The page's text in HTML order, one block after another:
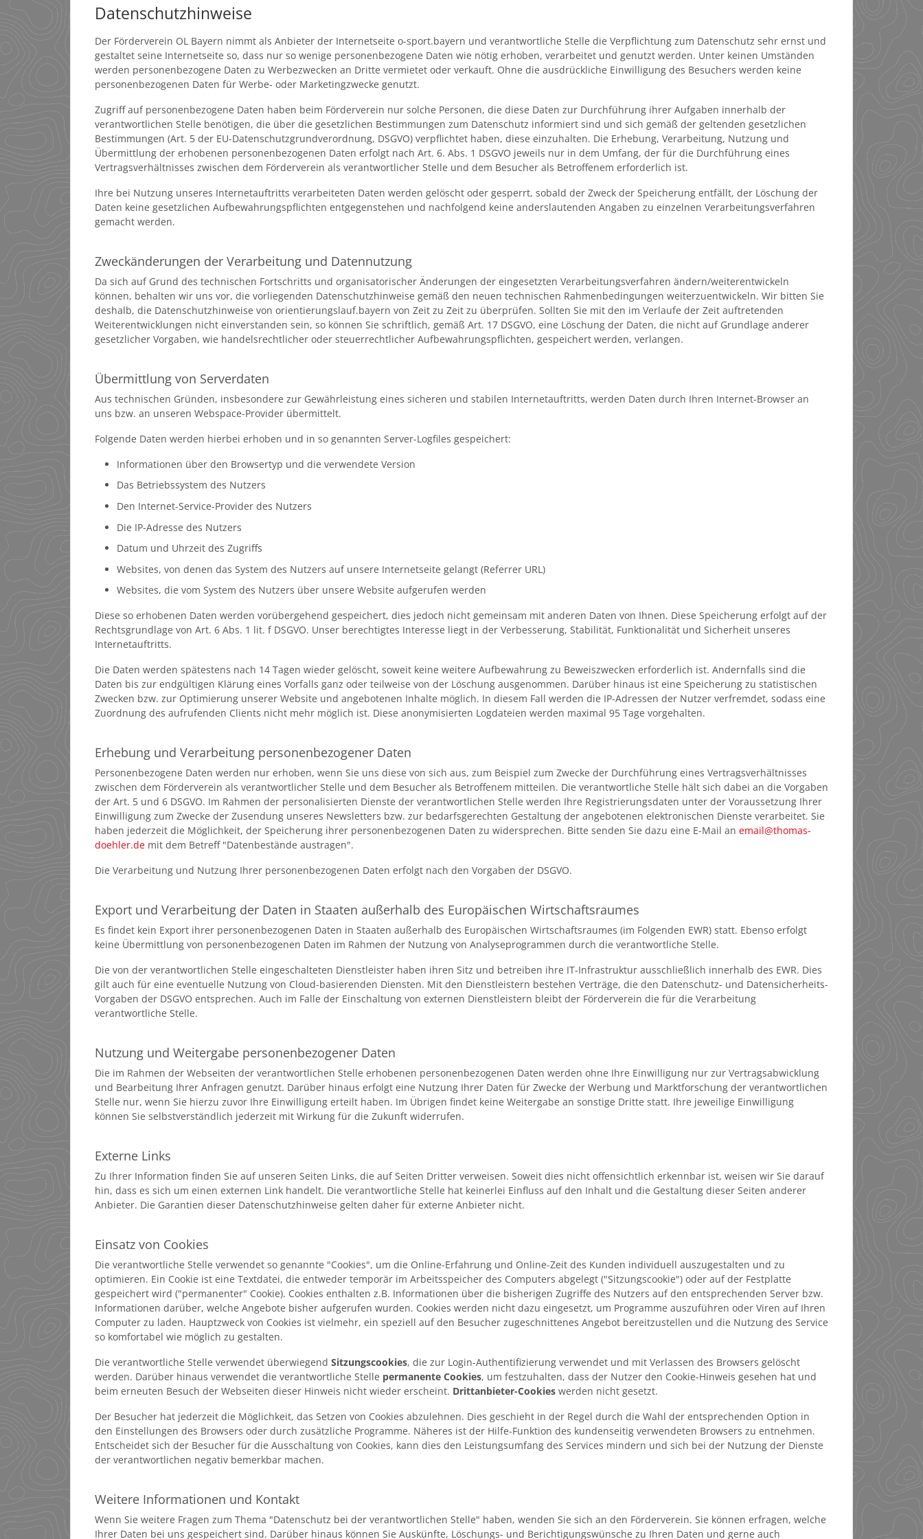
Datenschutzhinweise
Der Förderverein OL Bayern nimmt als Anbieter der Internetseite o-sport.bayern und verantwortliche Stelle die Verpflichtung zum Datenschutz sehr ernst und
gestaltet seine Internetseite so, dass nur so wenige personenbezogene Daten wie nötig erhoben, verarbeitet und genutzt werden. Unter keinen Umständen
werden personenbezogene Daten zu Werbezwecken an Dritte vermietet oder verkauft. Ohne die ausdrückliche Einwilligung des Besuchers werden keine
personenbezogenen Daten für Werbe- oder Marketingzwecke genutzt.
Zugriff auf personenbezogene Daten haben beim Förderverein nur solche Personen, die diese Daten zur Durchführung ihrer Aufgaben innerhalb der
verantwortlichen Stelle benötigen, die über die gesetzlichen Bestimmungen zum Datenschutz informiert sind und sich gemäß der geltenden gesetzlichen
Bestimmungen (Art. 5 der EU-Datenschutzgrundverordnung, DSGVO) verpflichtet haben, diese einzuhalten. Die Erhebung, Verarbeitung, Nutzung und
Übermittlung der erhobenen personenbezogenen Daten erfolgt nach Art. 6. Abs. 1 DSGVO jeweils nur in dem Umfang, der für die Durchführung eines
Vertragsverhältnisses zwischen dem Förderverein als verantwortlicher Stelle und dem Besucher als Betroffenem erforderlich ist.
Ihre bei Nutzung unseres Internetauftritts verarbeiteten Daten werden gelöscht oder gesperrt, sobald der Zweck der Speicherung entfällt, der Löschung der
Daten keine gesetzlichen Aufbewahrungspflichten entgegenstehen und nachfolgend keine anderslautenden Angaben zu einzelnen Verarbeitungsverfahren
gemacht werden.
Zweckänderungen der Verarbeitung und Datennutzung
Da sich auf Grund des technischen Fortschritts und organisatorischer Änderungen der eingesetzten Verarbeitungsverfahren ändern/weiterentwickeln
können, behalten wir uns vor, die vorliegenden Datenschutzhinweise gemäß den neuen technischen Rahmenbedingungen weiterzuentwickeln. Wir bitten Sie
deshalb, die Datenschutzhinweise von orientierungslauf.bayern von Zeit zu Zeit zu überprüfen. Sollten Sie mit den im Verlaufe der Zeit auftretenden
Weiterentwicklungen nicht einverstanden sein, so können Sie schriftlich, gemäß Art. 17 DSGVO, eine Löschung der Daten, die nicht auf Grundlage anderer
gesetzlicher Vorgaben, wie handelsrechtlicher oder steuerrechtlicher Aufbewahrungspflichten, gespeichert werden, verlangen.
Übermittlung von Serverdaten
Aus technischen Gründen, insbesondere zur Gewährleistung eines sicheren und stabilen Internetauftritts, werden Daten durch Ihren Internet-Browser an
uns bzw. an unseren Webspace-Provider übermittelt.
Folgende Daten werden hierbei erhoben und in so genannten Server-Logfiles gespeichert:
Informationen über den Browsertyp und die verwendete Version
Das Betriebssystem des Nutzers
Den Internet-Service-Provider des Nutzers
Die IP-Adresse des Nutzers
Datum und Uhrzeit des Zugriffs
Websites, von denen das System des Nutzers auf unsere Internetseite gelangt (Referrer URL)
Websites, die vom System des Nutzers über unsere Website aufgerufen werden
Diese so erhobenen Daten werden vorübergehend gespeichert, dies jedoch nicht gemeinsam mit anderen Daten von Ihnen. Diese Speicherung erfolgt auf der
Rechtsgrundlage von Art. 6 Abs. 1 lit. f DSGVO. Unser berechtigtes Interesse liegt in der Verbesserung, Stabilität, Funktionalität und Sicherheit unseres
Internetauftritts.
Die Daten werden spätestens nach 14 Tagen wieder gelöscht, soweit keine weitere Aufbewahrung zu Beweiszwecken erforderlich ist. Andernfalls sind die
Daten bis zur endgültigen Klärung eines Vorfalls ganz oder teilweise von der Löschung ausgenommen. Darüber hinaus ist eine Speicherung zu statistischen
Zwecken bzw. zur Optimierung unserer Website und angebotenen Inhalte möglich. In diesem Fall werden die IP-Adressen der Nutzer verfremdet, sodass eine
Zuordnung des aufrufenden Clients nicht mehr möglich ist. Diese anonymisierten Logdateien werden maximal 95 Tage vorgehalten.
Erhebung und Verarbeitung personenbezogener Daten
Personenbezogene Daten werden nur erhoben, wenn Sie uns diese von sich aus, zum Beispiel zum Zwecke der Durchführung eines Vertragsverhältnisses
zwischen dem Förderverein als verantwortlicher Stelle und dem Besucher als Betroffenem mitteilen. Die verantwortliche Stelle hält sich dabei an die Vorgaben
der Art. 5 und 6 DSGVO. Im Rahmen der personalisierten Dienste der verantwortlichen Stelle werden Ihre Registrierungsdaten unter der Voraussetzung Ihrer
Einwilligung zum Zwecke der Zusendung unseres Newsletters bzw. zur bedarfsgerechten Gestaltung der angebotenen elektronischen Dienste verarbeitet. Sie
haben jederzeit die Möglichkeit, der Speicherung ihrer personenbezogenen Daten zu widersprechen. Bitte senden Sie dazu eine E-Mail an email@thomas-
doehler.de mit dem Betreff "Datenbestände austragen".
Die Verarbeitung und Nutzung Ihrer personenbezogenen Daten erfolgt nach den Vorgaben der DSGVO.
Export und Verarbeitung der Daten in Staaten außerhalb des Europäischen Wirtschaftsraumes
Es findet kein Export ihrer personenbezogenen Daten in Staaten außerhalb des Europäischen Wirtschaftsraumes (im Folgenden EWR) statt. Ebenso erfolgt
keine Übermittlung von personenbezogenen Daten im Rahmen der Nutzung von Analyseprogrammen durch die verantwortliche Stelle.
Die von der verantwortlichen Stelle eingeschalteten Dienstleister haben ihren Sitz und betreiben ihre IT-Infrastruktur ausschließlich innerhalb des EWR. Dies
gilt auch für eine eventuelle Nutzung von Cloud-basierenden Diensten. Mit den Dienstleistern bestehen Verträge, die den Datenschutz- und Datensicherheits-
Vorgaben der DSGVO entsprechen. Auch im Falle der Einschaltung von externen Dienstleistern bleibt der Förderverein die für die Verarbeitung
verantwortliche Stelle.
Nutzung und Weitergabe personenbezogener Daten
Die im Rahmen der Webseiten der verantwortlichen Stelle erhobenen personenbezogenen Daten werden ohne Ihre Einwilligung nur zur Vertragsabwicklung
und Bearbeitung Ihrer Anfragen genutzt. Darüber hinaus erfolgt eine Nutzung Ihrer Daten für Zwecke der Werbung und Marktforschung der verantwortlichen
Stelle nur, wenn Sie hierzu zuvor Ihre Einwilligung erteilt haben. Im Übrigen findet keine Weitergabe an sonstige Dritte statt. Ihre jeweilige Einwilligung
können Sie selbstverständlich jederzeit mit Wirkung für die Zukunft widerrufen.
Externe Links
Zu Ihrer Information finden Sie auf unseren Seiten Links, die auf Seiten Dritter verweisen. Soweit dies nicht offensichtlich erkennbar ist, weisen wir Sie darauf
hin, dass es sich um einen externen Link handelt. Die verantwortliche Stelle hat keinerlei Einfluss auf den Inhalt und die Gestaltung dieser Seiten anderer
Anbieter. Die Garantien dieser Datenschutzhinweise gelten daher für externe Anbieter nicht.
Einsatz von Cookies
Die verantwortliche Stelle verwendet so genannte "Cookies", um die Online-Erfahrung und Online-Zeit des Kunden individuell auszugestalten und zu
optimieren. Ein Cookie ist eine Textdatei, die entweder temporär im Arbeitsspeicher des Computers abgelegt ("Sitzungscookie") oder auf der Festplatte
gespeichert wird ("permanenter" Cookie). Cookies enthalten z.B. Informationen über die bisherigen Zugriffe des Nutzers auf den entsprechenden Server bzw.
Informationen darüber, welche Angebote bisher aufgerufen wurden. Cookies werden nicht dazu eingesetzt, um Programme auszuführen oder Viren auf Ihren
Computer zu laden. Hauptzweck von Cookies ist vielmehr, ein speziell auf den Besucher zugeschnittenes Angebot bereitzustellen und die Nutzung des Service
so komfortabel wie möglich zu gestalten.
Die verantwortliche Stelle verwendet überwiegend Sitzungscookies, die zur Login-Authentifizierung verwendet und mit Verlassen des Browsers gelöscht
werden. Darüber hinaus verwendet die verantwortliche Stelle permanente Cookies, um festzuhalten, dass der Nutzer den Cookie-Hinweis gesehen hat und
beim erneuten Besuch der Webseiten dieser Hinweis nicht wieder erscheint. Drittanbieter-Cookies werden nicht gesetzt.
Der Besucher hat jederzeit die Möglichkeit, das Setzen von Cookies abzulehnen. Dies geschieht in der Regel durch die Wahl der entsprechenden Option in
den Einstellungen des Browsers oder durch zusätzliche Programme. Näheres ist der Hilfe-Funktion des kundenseitig verwendeten Browsers zu entnehmen.
Entscheidet sich der Besucher für die Ausschaltung von Cookies, kann dies den Leistungsumfang des Services mindern und sich bei der Nutzung der Dienste
der verantwortlichen negativ bemerkbar machen.
Weitere Informationen und Kontakt
Wenn Sie weitere Fragen zum Thema "Datenschutz bei der verantwortlichen Stelle" haben, wenden Sie sich an den Förderverein. Sie können erfragen, welche
Ihrer Daten bei uns gespeichert sind. Darüber hinaus können Sie Auskünfte, Löschungs- und Berichtigungswünsche zu Ihren Daten und gerne auch